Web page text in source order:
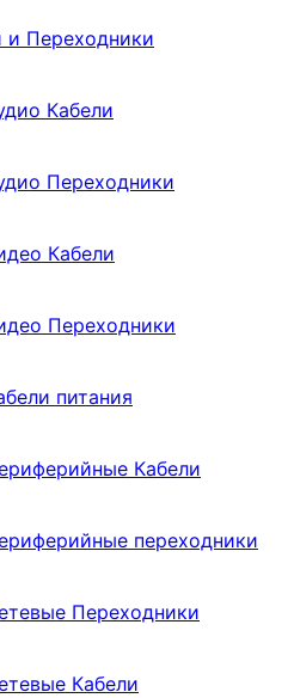
и Переходники
Кабели
Переходники
Кабели
Переходники
питания
Кабели
переходники
Переходники
Кабели